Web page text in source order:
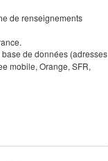
de renseignements
de données (adresses
mobile, Orange, SFR,